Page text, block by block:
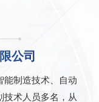
公司
能制造技术、自动
技术人员多名，从